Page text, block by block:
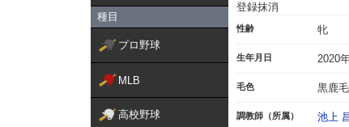
種目
プロ野球
MLB
高校野球
登録抹消
性齢 牝
生年月日 2020
毛色 黒鹿毛
調教師（所属） 池上